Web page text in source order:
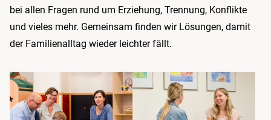
bei allen Fragen rund um Erziehung, Trennung, Konflikte
und vieles mehr. Gemeinsam finden wir Lösungen, damit
der Familienalltag wieder leichter fällt.